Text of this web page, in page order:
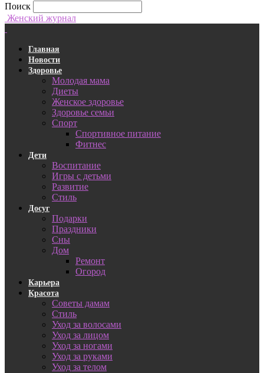
Поиск
Женский журнал
Главная
Новости
Здоровье
Молодая мама
Диеты
Женское здоровье
Здоровье семьи
Спорт
Спортивное питание
Фитнес
Дети
Воспитание
Игры с детьми
Развитие
Стиль
Досуг
Подарки
Праздники
Сны
Дом
Ремонт
Огород
Карьера
Красота
Советы дамам
Стиль
Уход за волосами
Уход за лицом
Уход за ногами
Уход за руками
Уход за телом